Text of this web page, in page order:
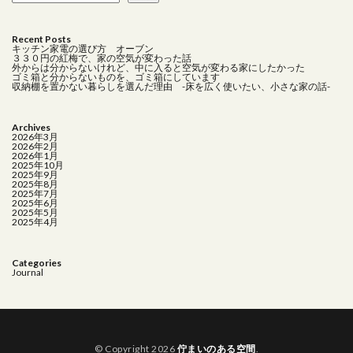
Recent Posts
キッチン家電の選び方 オーブン
３３０円の紅梅で、家の空気が変わった話
外からは分からないけれど、中に入ると空気が変わる家にしたかった
ゴミ箱と分からないものを、ゴミ箱にしています
収納棚を置かない暮らしを選んだ理由 -床を広く使いたい、小さな家の話-
Archives
2026年3月
2026年2月
2026年1月
2025年10月
2025年9月
2025年8月
2025年7月
2025年6月
2025年5月
2025年4月
Categories
Journal
© Copyright 2026 佇まいのある空間.